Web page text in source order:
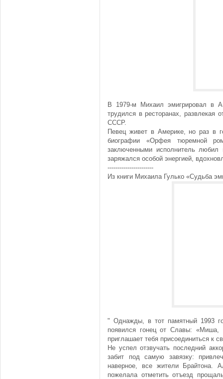
В 1979-м Михаил эмигрировал в
трудился в ресторанах, развлекая
СССР.
Певец живет в Америке, но раз в
биографии «Орфея тюремной
заключенными исполнитель
заряжался особой энергией,
-----------------------
Из книги Михаила Гулько «Судьба
" Однажды, в тот памятный 1993
появился гонец от Славы: «Миша,
приглашает тебя присоединиться к
Не успел отзвучать последний
забит под самую завязку:
наверное, все жители Брайтона.
пожелала отметить отъезд